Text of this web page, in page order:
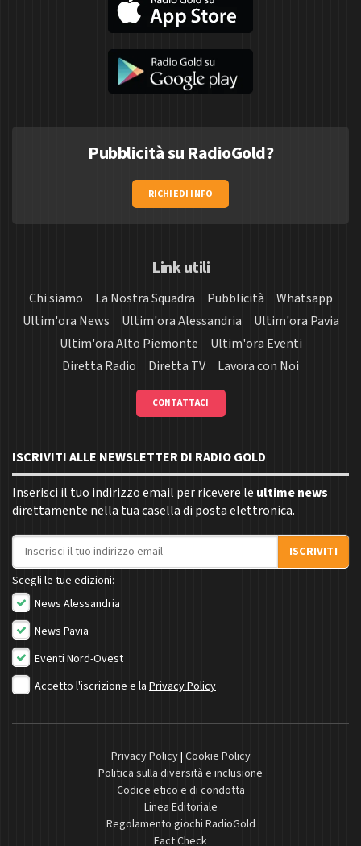
Pubblicità su RadioGold?
RICHIEDI INFO
Link utili
Chi siamo La Nostra Squadra Pubblicità
Whatsapp
Ultim'ora News
Ultim'ora Alessandria
Ultim'ora Pavia
Ultim'ora Alto Piemonte
Ultim'ora Eventi
Diretta Radio
Diretta TV Lavora con Noi
CONTATTACI
ISCRIVITI ALLE NEWSLETTER DI RADIO GOLD
Inserisci il tuo indirizzo email per ricevere le ultime news
direttamente nella tua casella di posta elettronica.
Indirizzo email
ISCRIVITI
Scegli le tue edizioni:
News Alessandria
News Pavia
Eventi Nord-Ovest
Accetto l'iscrizione e la Privacy Policy
Privacy Policy| Cookie Policy
Politica sulla diversità e inclusione
Codice etico e di condotta
Linea Editoriale
Regolamento giochi RadioGold
Fact Check